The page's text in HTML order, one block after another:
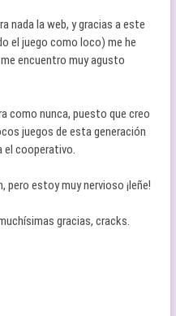
nada la web, y gracias a este
el juego como loco) me he
encuentro muy agusto
como nunca, puesto que creo
juegos de esta generación
el cooperativo.
pero estoy muy nervioso ¡leñe!
gracias, cracks.